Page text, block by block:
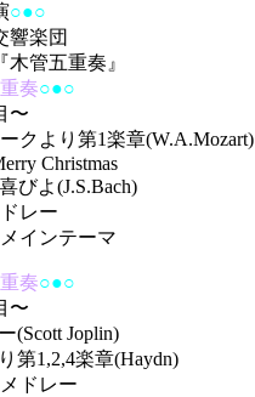
○●○
響楽団
木管五重奏』
奏○●○
〜
クより第1楽章(W.A.Mozart)
Christmas
びよ(J.S.Bach)
レー
インテーマ
奏○●○
〜
(Scott Joplin)
第1,2,4楽章(Haydn)
ドレー